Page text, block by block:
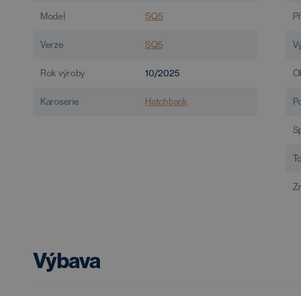
Model SQ5
Verze SQ5
Rok výroby 10/2025
Karoserie Hatchback
Výbava